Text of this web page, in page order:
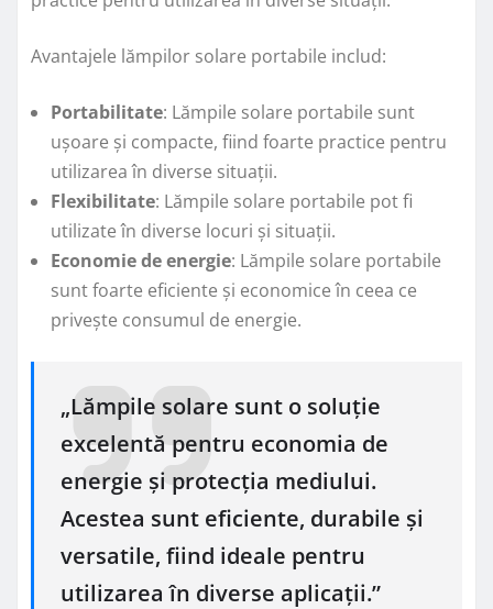
Avantajele lămpilor solare portabile includ:
Portabilitate: Lămpile solare portabile sunt
ușoare și compacte, fiind foarte practice pentru
utilizarea în diverse situații.
Flexibilitate: Lămpile solare portabile pot fi
utilizate în diverse locuri și situații.
Economie de energie: Lămpile solare portabile
sunt foarte eficiente și economice în ceea ce
privește consumul de energie.
„Lămpile solare sunt o soluție
excelentă pentru economia de
energie și protecția mediului.
Acestea sunt eficiente, durabile și
versatile, fiind ideale pentru
utilizarea în diverse aplicații.”